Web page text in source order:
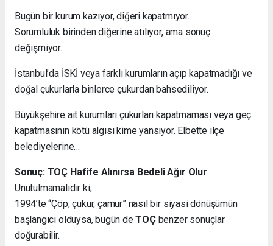
Bugün bir kurum kazıyor, diğeri kapatmıyor.
Sorumluluk birinden diğerine atılıyor, ama sonuç
değişmiyor.
İstanbul’da İSKİ veya farklı kurumların açıp kapatmadığı ve
doğal çukurlarla binlerce çukurdan bahsediliyor.
Büyükşehire ait kurumları çukurları kapatmaması veya geç
kapatmasının kötü algısı kime yansıyor. Elbette ilçe
belediyelerine…
Sonuç: TOÇ Hafife Alınırsa Bedeli Ağır Olur
Unutulmamalıdır ki;
1994’te “Çöp, çukur, çamur” nasıl bir siyasi dönüşümün
başlangıcı olduysa, bugün deTOÇbenzer sonuçlar
doğurabilir.